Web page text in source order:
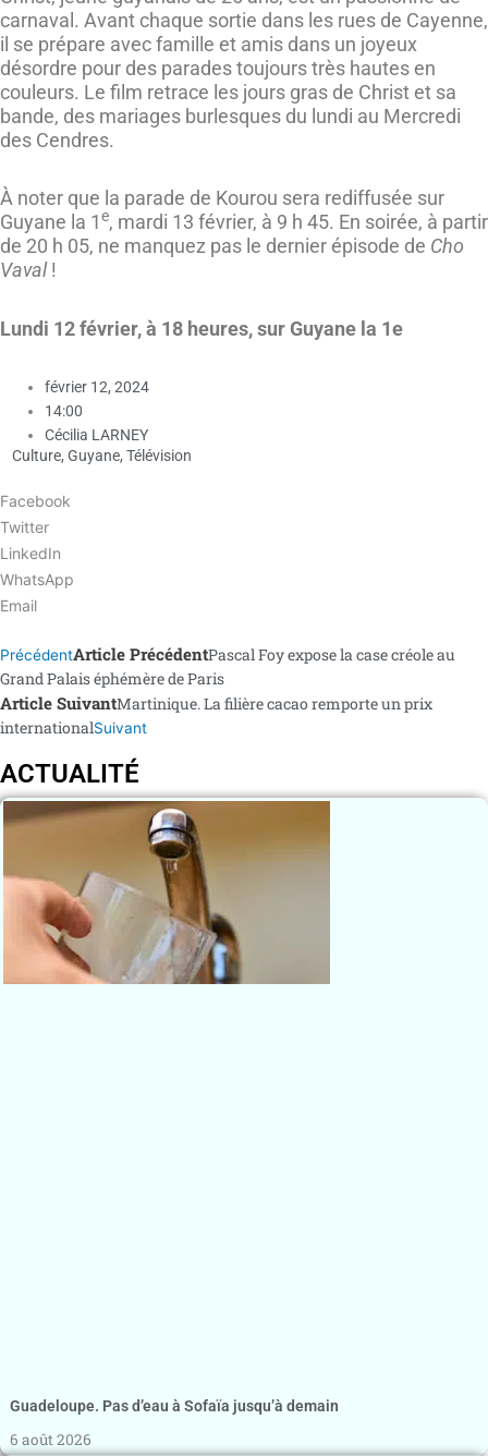
carnaval. Avant chaque sortie dans les rues de Cayenne,
il se prépare avec famille et amis dans un joyeux
désordre pour des parades toujours très hautes en
couleurs. Le film retrace les jours gras de Christ et sa
bande, des mariages burlesques du lundi au Mercredi
des Cendres.
À noter que la parade de Kourou sera rediffusée sur
Guyane la 1e, mardi 13 février, à 9 h 45. En soirée, à partir
de 20 h 05, ne manquez pas le dernier épisode de Cho
Vaval!
Lundi 12 février, à 18 heures, sur Guyane la 1e
février 12, 2024
14:00
Cécilia LARNEY
Culture, Guyane, Télévision
Facebook
Twitter
LinkedIn
WhatsApp
Email
PrécédentArticle PrécédentPascal Foy expose la case créole au
Grand Palais éphémère de Paris
Article SuivantMartinique. La filière cacao remporte un prix
internationalSuivant
ACTUALITÉ
Guadeloupe. Pas d’eau à Sofaïa jusqu’à demain
6 août 2026